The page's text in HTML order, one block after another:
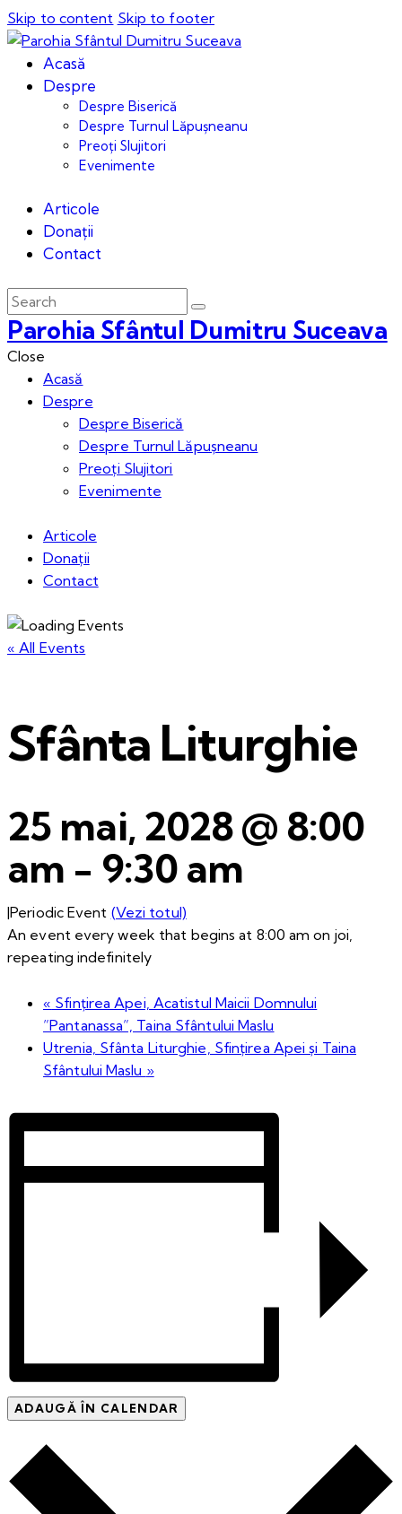
Skip to content Skip to footer
Acasă
Despre
Despre Biserică
Despre Turnul Lăpușneanu
Preoți Slujitori
Evenimente
Articole
Donații
Contact
Parohia Sfântul Dumitru Suceava
Close
Acasă
Despre
Despre Biserică
Despre Turnul Lăpușneanu
Preoți Slujitori
Evenimente
Articole
Donații
Contact
« All Events
Sfânta Liturghie
25 mai, 2028 @ 8:00
am - 9:30 am
|Periodic Event (Vezi totul)
An event every week that begins at 8:00 am on joi,
repeating indefinitely
« Sfințirea Apei, Acatistul Maicii Domnului
”Pantanassa”, Taina Sfântului Maslu
Utrenia, Sfânta Liturghie, Sfințirea Apei și Taina
Sfântului Maslu »
ADAUGĂ ÎN CALENDAR